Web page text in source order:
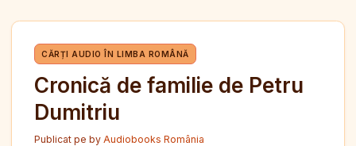
CĂRȚI AUDIO ÎN LIMBA ROMÂNĂ
Cronică de familie de Petru
Dumitriu
Publicat pe by Audiobooks România